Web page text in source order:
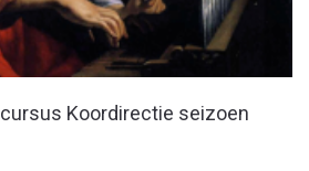
Koordirectie seizoen